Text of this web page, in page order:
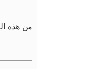
من هذه